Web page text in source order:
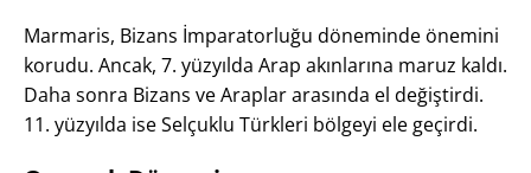
Marmaris, Bizans İmparatorluğu döneminde önemini
korudu. Ancak, 7. yüzyılda Arap akınlarına maruz kaldı.
Daha sonra Bizans ve Araplar arasında el değiştirdi.
11. yüzyılda ise Selçuklu Türkleri bölgeyi ele geçirdi.